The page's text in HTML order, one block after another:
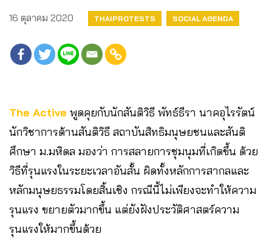
16 ตุลาคม 2020 THAIPROTESTS SOCIAL AGENDA
The Active พูดคุยกับนักสันติวิธี พัทธ์ธีรา นาคอุไรรัตน์
นักวิชาการด้านสันติวิธี สถาบันสิทธิมนุษยชนและสันติ
ศึกษา ม.มหิดล มองว่า การสลายการชุมนุมที่เกิดขึ้น ด้วย
วิธีที่รุนแรงในระยะเวลาอันสั้น ผิดทั้งหลักการสากลและ
หลักมนุษยธรรมโดยสิ้นเชิง กรณีนี้ไม่เพียงจะทำให้ความ
รุนแรง ขยายตัวมากขึ้น แต่ยังฝังประวัติศาสตร์ความ
รุนแรงให้มากขึ้นด้วย